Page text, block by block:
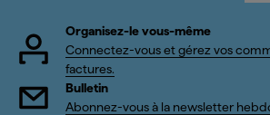
Organisez-le vous-même
Connectez-vous et gérez vos
factures.
Bulletin
Abonnez-vous à la newsletter